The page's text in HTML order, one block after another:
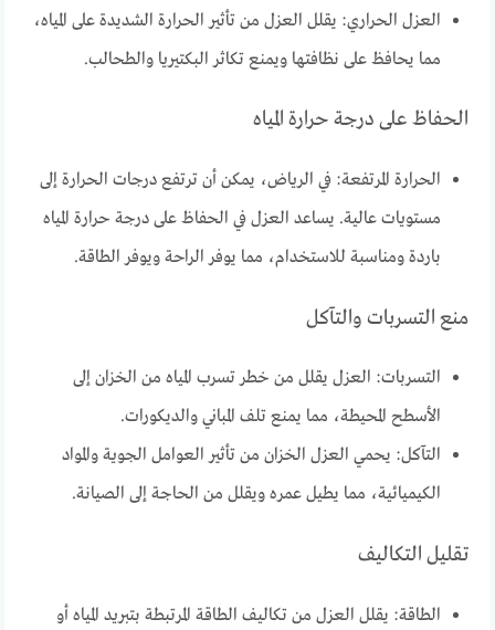
العزل الحراري: يقلل العزل من تأثير الحرارة الشديدة على المياه،
مما يحافظ على نظافتها ويمنع تكاثر البكتيريا والطحالب.
الحفاظ على درجة حرارة المياه
الحرارة المرتفعة: في الرياض، يمكن أن ترتفع درجات الحرارة إلى
مستويات عالية. يساعد العزل في الحفاظ على درجة حرارة المياه
باردة ومناسبة للاستخدام، مما يوفر الراحة ويوفر الطاقة.
منع التسربات والتآكل
التسربات: العزل يقلل من خطر تسرب المياه من الخزان إلى
الأسطح المحيطة، مما يمنع تلف المباني والديكورات.
التآكل: يحمي العزل الخزان من تأثير العوامل الجوية والمواد
الكيميائية، مما يطيل عمره ويقلل من الحاجة إلى الصيانة.
تقليل التكاليف
الطاقة: يقلل العزل من تكاليف الطاقة المرتبطة بتبريد المياه أو